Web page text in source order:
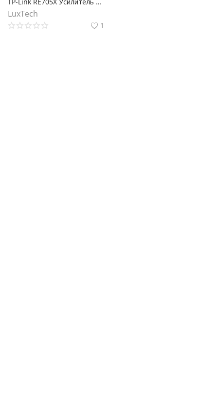
TP-Link RE705X Усилитель Wi‑Fi сигнала AX3000 с поддержкой Mesh
LuxTech
1